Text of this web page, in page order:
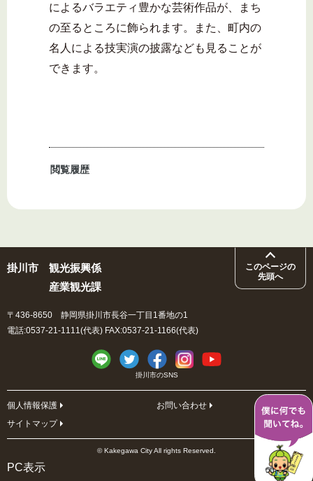
によるバラエティ豊かな芸術作品が、まち
の至るところに飾られます。また、町内の
名人による技実演の披露なども見ることが
できます。
閲覧履歴
このページの
先頭へ
掛川市
観光振興係
産業観光課
〒436-8650 静岡県掛川市長谷一丁目1番地の1
電話:0537-21-1111(代表) FAX:0537-21-1166(代表)
掛川市のSNS
個人情報保護
お問い合わせ
サイトマップ
© Kakegawa City All rights Reserved.
PC表示